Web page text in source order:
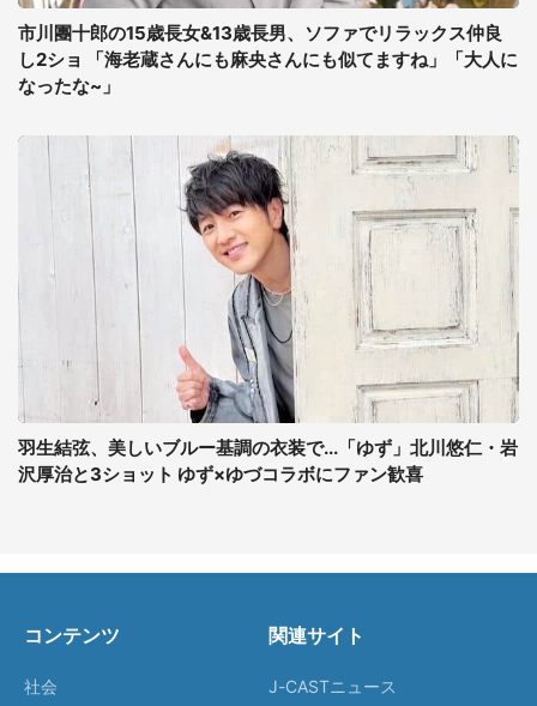
市川團十郎の15歳長女&13歳長男、ソファでリラックス仲良
し2ショ 「海老蔵さんにも麻央さんにも似てますね」「大人に
なったな~」
羽生結弦、美しいブルー基調の衣装で...「ゆず」北川悠仁・岩
沢厚治と3ショット ゆず×ゆづコラボにファン歓喜
コンテンツ
社会
関連サイト
J-CASTニュース